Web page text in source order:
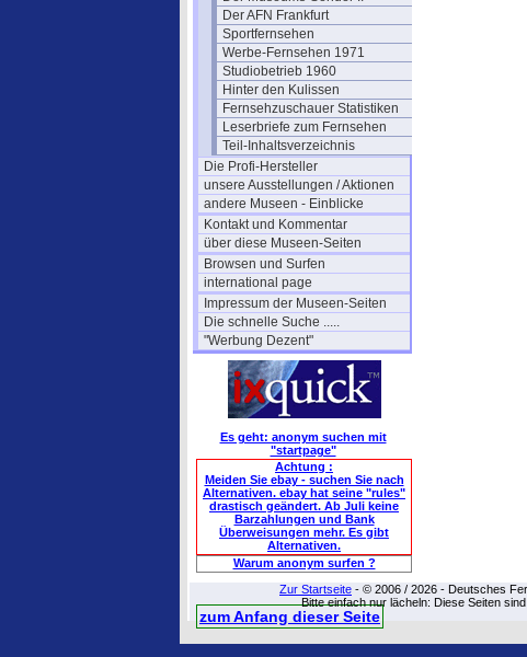
Der AFN Frankfurt
Sportfernsehen
Werbe-Fernsehen 1971
Studiobetrieb 1960
Hinter den Kulissen
Fernsehzuschauer Statistiken
Leserbriefe zum Fernsehen
Teil-Inhaltsverzeichnis
Die Profi-Hersteller
unsere Ausstellungen / Aktionen
andere Museen - Einblicke
Kontakt und Kommentar
über diese Museen-Seiten
Browsen und Surfen
international page
Impressum der Museen-Seiten
Die schnelle Suche .....
"Werbung Dezent"
Es geht: anonym suchen mit
"startpage"
Achtung :
Meiden Sie ebay - suchen Sie nach
Alternativen. ebay hat seine "rules"
drastisch geändert. Ab Juli keine
Barzahlungen und Bank
Überweisungen mehr. Es gibt
Alternativen.
Warum anonym surfen ?
Zur Startseite - © 2006 / 2026 - Deutsches
Bitte einfach nur lächeln: Diese Seiten
zum Anfang dieser Seite